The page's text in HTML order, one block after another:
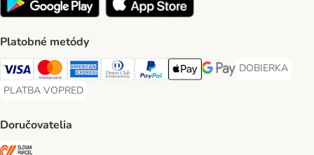
Platobné metódy
Visa Payment Method
Mastercard Payment Method
American Express Payment Method
Diners Club Payment Method
PayPal Payment Method
Apple Pay Payment Method
Google Pay Payment
DOBIERKA
DOBIERKA
PLATBA VOPRED
PLATBA VOPRED Payment Method
Doručovatelia